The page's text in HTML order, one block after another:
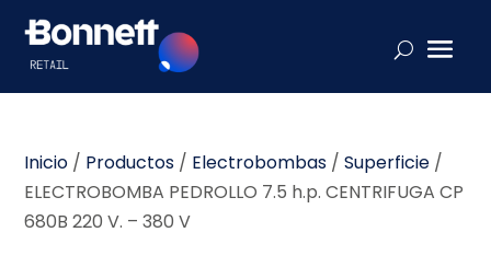
Inicio / Productos / Electrobombas /Superficie /
ELECTROBOMBA PEDROLLO 7.5 h.p. CENTRIFUGA CP
680B 220 V. – 380 V